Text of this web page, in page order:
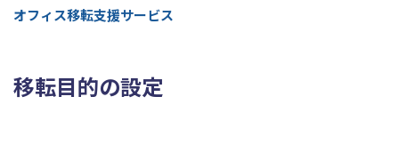
オフィス移転支援サービス
移転目的の設定